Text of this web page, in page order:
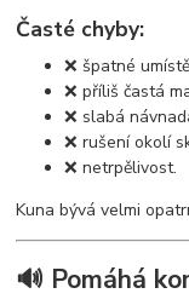
Časté chyby:
❌ špatné
❌ příliš častá
❌ slabá
❌ rušení okolí
❌ netrpělivost.
Kuna bývá velmi
🔊 Pomáhá